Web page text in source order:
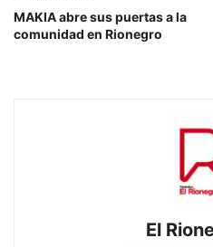
MAKIA abre sus puertas a la
comunidad en Rionegro
El